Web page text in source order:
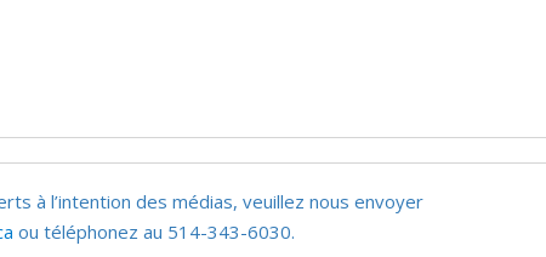
à l’intention des médias, veuillez nous envoyer
ou téléphonez au 514-343-6030.